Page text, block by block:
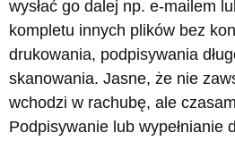
wysłać go dalej np. e-mailem
kompletu innych plików bez
drukowania, podpisywania
skanowania. Jasne, że nie
wchodzi w rachubę, ale
Podpisywanie lub wypełnianie